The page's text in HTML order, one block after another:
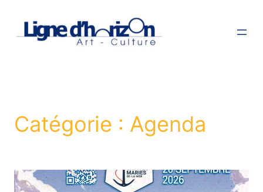
contenu
Catégorie : Agenda